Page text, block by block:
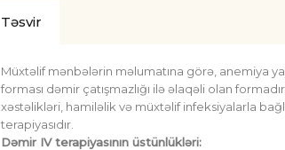
Təsvir
Müxtəlif mənbələrin məlumatına görə, anemiya
forması dəmir çatışmazlığı ilə əlaqəli olan
xəstəlikləri, hamiləlik və müxtəlif infeksiyalarla
terapiyasıdır.
Dəmir IV terapiyasının üstünlükləri: